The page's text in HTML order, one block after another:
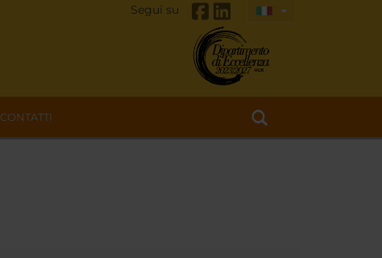
Segui su
CONTATTI